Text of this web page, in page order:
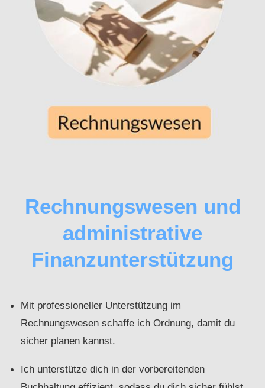
Rechnungswesen und
administrative
Finanzunterstützung
Mit professioneller Unterstützung im
Rechnungswesen schaffe ich Ordnung, damit du
sicher planen kannst.
Ich unterstütze dich in der vorbereitenden